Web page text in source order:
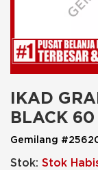
IKAD
BLACK
Gemilang
Stok: Stok